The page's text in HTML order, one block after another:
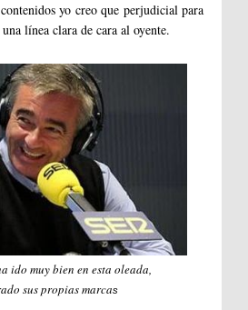
yo creo que perjudicial para
línea clara de cara al oyente.
ido muy bien en esta oleada,
sus propias marcas